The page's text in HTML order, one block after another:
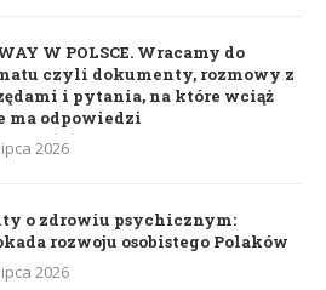
W POLSCE. Wracamy do
czyli dokumenty, rozmowy z
i pytania, na które wciąż
ma odpowiedzi
2026
o zdrowiu psychicznym:
rozwoju osobistego Polaków
2026